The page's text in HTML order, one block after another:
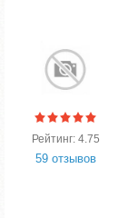
Рейтинг: 4.75
59 отзывов